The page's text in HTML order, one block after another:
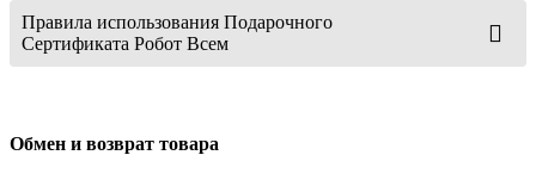
Правила использования Подарочного
Сертификата Робот Всем
Обмен и возврат товара